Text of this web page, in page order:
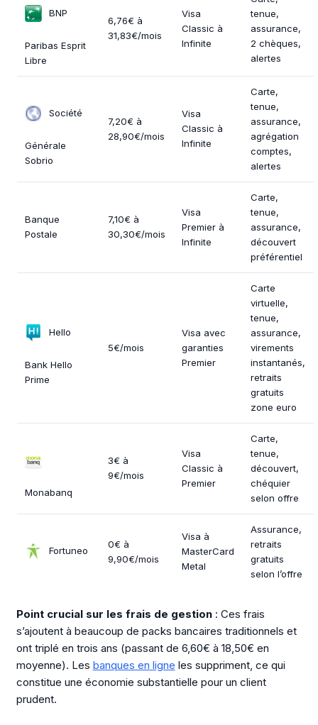
BNP
Paribas Esprit
Libre
6,76€ à
31,83€/mois
Visa
Classic à
Infinite
tenue,
assurance,
2 chèques,
alertes
Société
Générale
Sobrio
7,20€ à
28,90€/mois
Visa
Classic à
Infinite
Carte,
tenue,
assurance,
agrégation
comptes,
alertes
Banque
Postale
7,10€ à
30,30€/mois
Visa
Premier à
Infinite
Carte,
tenue,
assurance,
découvert
préférentiel
Hello
Bank Hello
Prime
5€/mois
Visa avec
garanties
Premier
Carte
virtuelle,
tenue,
assurance,
virements
instantanés,
retraits
gratuits
zone euro
Monabanq
3€ à
9€/mois
Visa
Classic à
Premier
Carte,
tenue,
découvert,
chéquier
selon offre
Fortuneo
0€ à
9,90€/mois
Visa à
MasterCard
Metal
Assurance,
retraits
gratuits
selon l’offre
Point crucial sur les frais de gestion: Ces frais
s’ajoutent à beaucoup de packs bancaires traditionnels et
ont triplé en trois ans (passant de 6,60€ à 18,50€ en
moyenne). Les banques en ligne les suppriment, ce qui
constitue une économie substantielle pour un client
prudent.